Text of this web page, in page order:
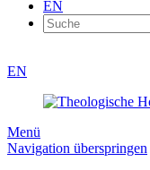
EN
EN
Menü
Navigation überspringen